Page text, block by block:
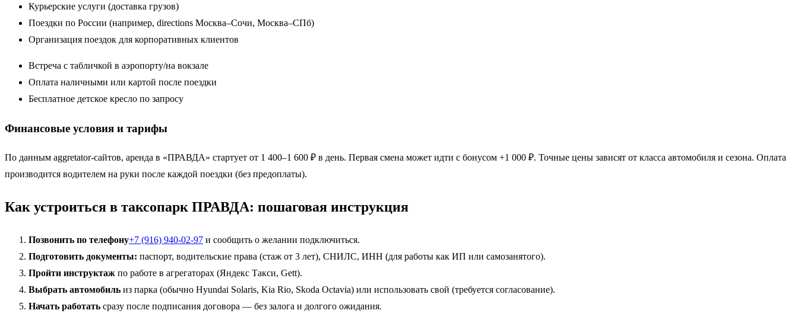
Курьерские услуги (доставка грузов)
Поездки по России (например, directions Москва–Сочи, Москва–СПб)
Организация поездок для корпоративных клиентов
Встреча с табличкой в аэропорту/на вокзале
Оплата наличными или картой после поездки
Бесплатное детское кресло по запросу
Финансовые условия и тарифы
По данным aggretator-сайтов, аренда в «ПРАВДА» стартует от 1 400–1 600 ₽ в день. Первая смена может идти с бонусом +1 000 ₽. Точные цены зависят от класса автомобиля и сезона. Оплата
производится водителем на руки после каждой поездки (без предоплаты).
Как устроиться в таксопарк ПРАВДА: пошаговая инструкция
Позвонить по телефону+7 (916) 940-02-97 и сообщить о желании подключиться.
Подготовить документы: паспорт, водительские права (стаж от 3 лет), СНИЛС, ИНН (для работы как ИП или самозанятого).
Пройти инструктаж по работе в агрегаторах (Яндекс Такси, Gett).
Выбрать автомобиль из парка (обычно Hyundai Solaris, Kia Rio, Skoda Octavia) или использовать свой (требуется согласование).
Начать работать сразу после подписания договора — без залога и долгого ожидания.